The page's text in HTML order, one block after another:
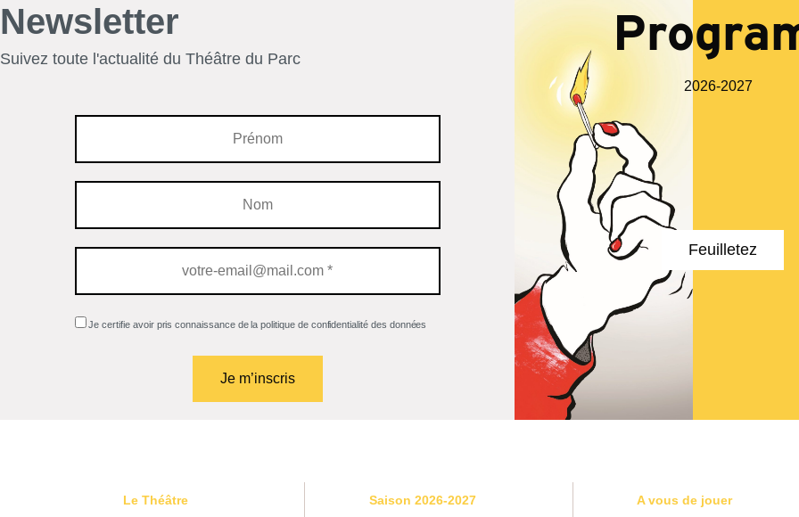
Newsletter
Suivez toute l'actualité du Théâtre du Parc
Je certifie avoir pris connaissance de la politique de confidentialité des données
2026-2027
Feuilletez
Le Théâtre Saison 2026-2027 A vous de jouer